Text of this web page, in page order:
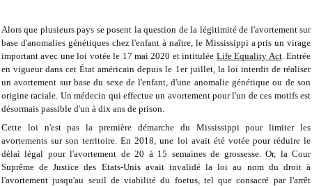
Alors que plusieurs pays se posent la question de la légitimité de l'avortement sur
base d'anomalies génétiques chez l'enfant à naître, le Mississippi a pris un virage
important avec une loi votée le 17 mai 2020 et intitulée Life Equality Act. Entrée
en vigueur dans cet État américain depuis le 1er juillet, la loi interdit de réaliser
un avortement sur base du sexe de l'enfant, d'une anomalie génétique ou de son
origine raciale. Un médecin qui effectue un avortement pour l'un de ces motifs est
désormais passible d'un à dix ans de prison.
Cette loi n'est pas la première démarche du Mississippi pour limiter les
avortements sur son territoire. En 2018, une loi avait été votée pour réduire le
délai légal pour l'avortement de 20 à 15 semaines de grossesse. Or, la Cour
Suprême de Justice des Etats-Unis avait invalidé la loi au nom du droit à
l'avortement jusqu'au seuil de viabilité du foetus, tel que consacré par l'arrêt